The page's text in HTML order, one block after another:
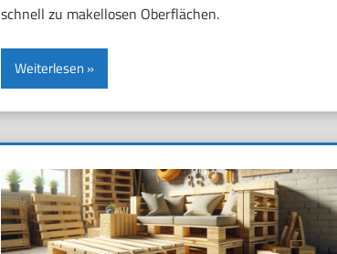
schnell zu makellosen Oberflächen.
Weiterlesen